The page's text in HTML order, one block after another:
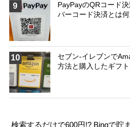
9
PayPayのQRコード
バーコード決済とは
10
セブン-イレブンで
方法と購入したギフ
検索するだけで600円!? Bingで貯